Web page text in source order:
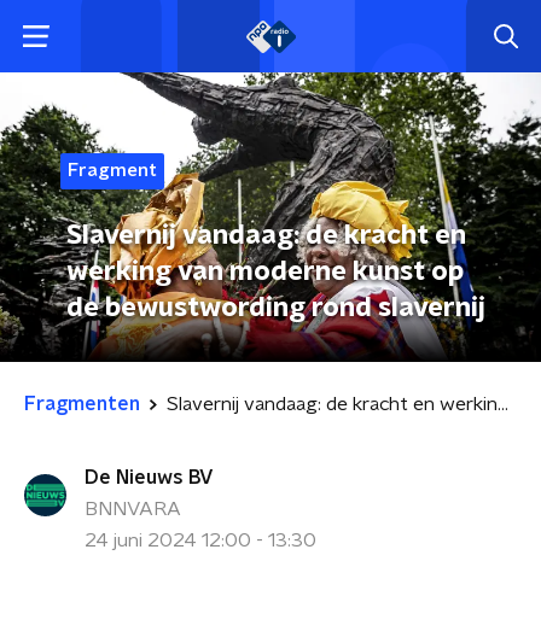
Fragment
Slavernij vandaag: de kracht en
werking van moderne kunst op
de bewustwording rond slavernij
Fragmenten Slavernij vandaag: de kracht en werking van moderne kunst op de bewustwording rond slavernij
De Nieuws BV
BNNVARA
24 juni 2024 12:00 - 13:30